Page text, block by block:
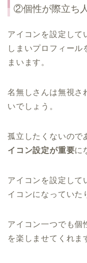
②個性が際立ち
アイコンを設定して
しまいプロフィール
まいます。
名無しさんは無視さ
いでしょう。
孤立したくないので
イコン設定が重要に
アイコンを設定して
イコンになっていた
アイコン一つでも個
を楽しませてくれま